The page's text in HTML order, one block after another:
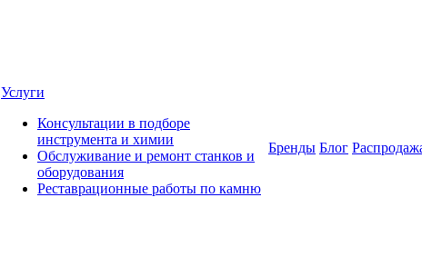
Услуги
Консультации в подборе
инструмента и химии
Обслуживание и ремонт станков и
оборудования
Реставрационные работы по камню
Бренды Блог